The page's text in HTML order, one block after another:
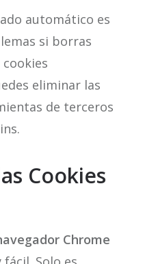
automático es
si borras
eliminar las
de terceros
Cookies
Chrome